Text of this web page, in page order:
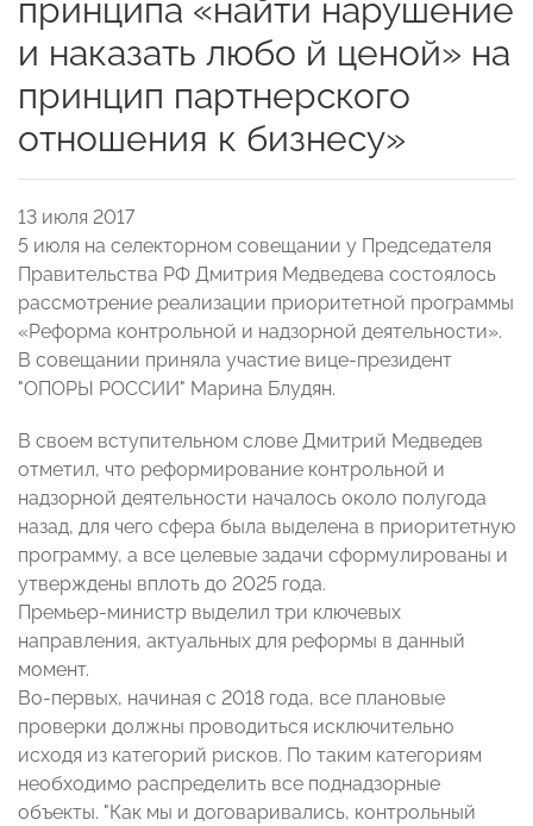
принципа «найти нарушение
и наказать любо й ценой» на
принцип партнерского
отношения к бизнесу»
13 июля 2017
5 июля на селекторном совещании у Председателя
Правительства РФ Дмитрия Медведева состоялось
рассмотрение реализации приоритетной программы
«Реформа контрольной и надзорной деятельности».
В совещании приняла участие вице-президент
"ОПОРЫ РОССИИ" Марина Блудян.
В своем вступительном слове Дмитрий Медведев
отметил, что реформирование контрольной и
надзорной деятельности началось около полугода
назад, для чего сфера была выделена в приоритетную
программу, а все целевые задачи сформулированы и
утверждены вплоть до 2025 года.
Премьер-министр выделил три ключевых
направления, актуальных для реформы в данный
момент.
Во-первых, начиная с 2018 года, все плановые
проверки должны проводиться исключительно
исходя из категорий рисков. По таким категориям
необходимо распределить все поднадзорные
объекты. "Как мы и договаривались, контрольный